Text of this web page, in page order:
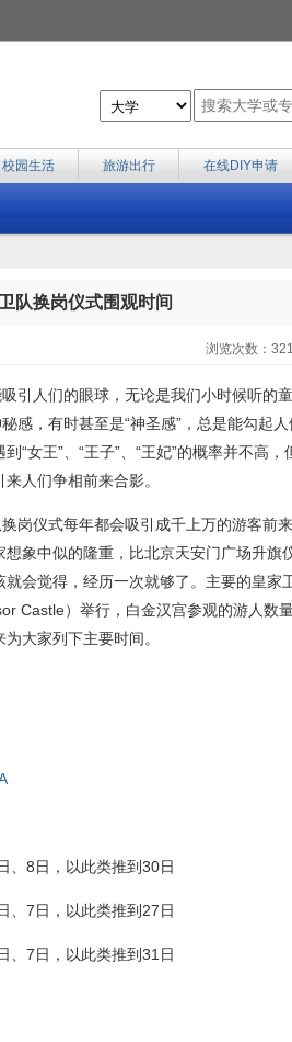
校园生活 旅游出行 在线DIY申请
队换岗仪式围观时间
浏览次数：
引人们的眼球，无论是我们小时候听的
感，有时甚至是“神圣感”，总是能勾起
“女王”、“王子”、“王妃”的概率并不高
人们争相前来合影。
岗仪式每年都会吸引成千上万的游客前
象中似的隆重，比北京天安门广场升旗
会觉得，经历一次就够了。主要的皇家
Castle）举行，白金汉宫参观的游人数
大家列下主要时间。
、8日，以此类推到30日
、7日，以此类推到27日
、7日，以此类推到31日